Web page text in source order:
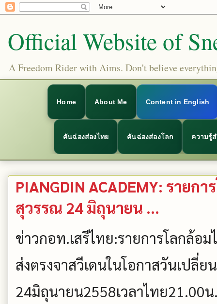
Official Website of
A Freedom Rider with Aims. Don't believe
Home About Me Content in English
คันฉ่องส่องไทย คันฉ่องส่องโลก ความรู้
PIANGDIN ACADEMY: รายก
สุวรรณ 24 มิถุนายน ...
ข่าวกอท.เสรีไทย:รายการโลกล้อ
ส่งตรงจาสวีเดนในโอกาสวันเปลี่
24มิถุนายน2558เวลาไทย21.00